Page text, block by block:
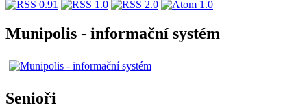
Munipolis - informační systém
Senioři